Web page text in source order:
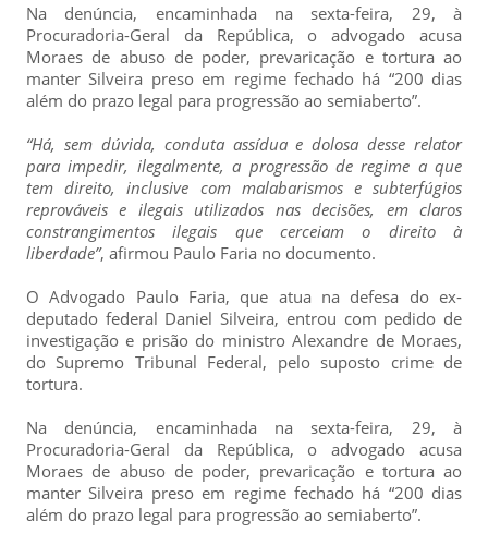
Na denúncia, encaminhada na sexta-feira, 29, à
Procuradoria-Geral da República, o advogado acusa
Moraes de abuso de poder, prevaricação e tortura ao
manter Silveira preso em regime fechado há “200 dias
além do prazo legal para progressão ao semiaberto”.
“Há, sem dúvida, conduta assídua e dolosa desse relator
para impedir, ilegalmente, a progressão de regime a que
tem direito, inclusive com malabarismos e subterfúgios
reprováveis e ilegais utilizados nas decisões, em claros
constrangimentos ilegais que cerceiam o direito à
liberdade”, afirmou Paulo Faria no documento.
O Advogado Paulo Faria, que atua na defesa do ex-
deputado federal Daniel Silveira, entrou com pedido de
investigação e prisão do ministro Alexandre de Moraes,
do Supremo Tribunal Federal, pelo suposto crime de
tortura.
Na denúncia, encaminhada na sexta-feira, 29, à
Procuradoria-Geral da República, o advogado acusa
Moraes de abuso de poder, prevaricação e tortura ao
manter Silveira preso em regime fechado há “200 dias
além do prazo legal para progressão ao semiaberto”.